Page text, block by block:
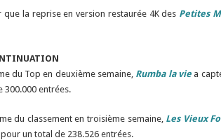
que la reprise en version restaurée 4K des Petites
du Top en deuxième semaine, Rumba la vie a
300.000 entrées.
du classement en troisième semaine, Les Vieux
un total de 238.526 entrées.